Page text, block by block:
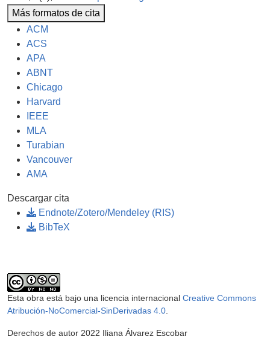
Más formatos de cita
ACM
ACS
APA
ABNT
Chicago
Harvard
IEEE
MLA
Turabian
Vancouver
AMA
Descargar cita
Endnote/Zotero/Mendeley (RIS)
BibTeX
Esta obra está bajo una licencia internacional Creative Commons
Atribución-NoComercial-SinDerivadas 4.0
Derechos de autor 2022 Iliana Álvarez Escobar